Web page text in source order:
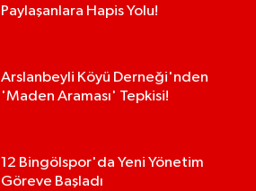
Paylaşanlara Hapis Yolu!
Arslanbeyli Köyü Derneği'nden
'Maden Araması' Tepkisi!
12 Bingölspor'da Yeni Yönetim
Göreve Başladı